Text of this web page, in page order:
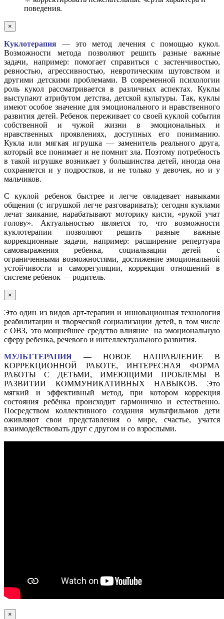
поведения.
×
Куклотерапия — это метод лечения с помощью кукол.
Возможности метода позволяют решить разные важные
задачи, например: помогает справиться с застенчивостью,
ревностью, агрессивностью, невротическим шутовством и
другими детскими проблемами. В современной психологии
роль кукол рассматривается в различных аспектах. Куклы
выступают атрибутом детства, детской культуры. Так, куклы
имеют особое значение для эмоционального и нравственного
развития детей. Ребенок переживает со своей куклой события
собственной и чужой жизни в эмоциональных и
нравственных проявлениях, доступных его пониманию.
Кукла или мягкая игрушка — заменитель реального друга,
который все понимает и не помнит зла. Поэтому потребность
в такой игрушке возникает у большинства детей, иногда она
сохраняется и у подростков, и не только у девочек, но и у
мальчиков.
С куклой ребенок быстрее и легче овладевает навыками
общения (с игрушкой легче разговаривать); сегодня куклами
лечат заикание, нарабатывают моторику кисти, «рукой учат
голову». Актуальностью является то, что возможности
куклотерапии позволяют решить разные важные
коррекционные задачи, например: расширение репертуара
самовыражения ребенка, социальзации детей с
ограниченными возможностями, достижение эмоциональной
устойчивости и саморегуляции, коррекция отношений в
системе ребенок — родитель.
×
Это один из видов арт-терапии и инновационная технология
реабилитации и творческой социализации детей, в том числе
с ОВЗ, это мощнейшее средство влияние на эмоциональную
сферу ребенка, речевого и интеллектуального развития.
МУЛЬТТЕРАПИЯ — НОВОЕ НАПРАВЛЕНИЕ В
КОРРЕКЦИОННОЙ РАБОТЕ, ИНТЕРЕСНАЯ ФОРМА
РАБОТЫ С ДЕТЬМИ, ИМЕЮЩИМИ ПРОБЛЕМЫ В
РАЗВИТИИ КОММУНИКАТИВНЫХ НАВЫКОВ. Это
мягкий и эффективный метод, при котором коррекция
состояния ребёнка происходит гармонично и естественно.
Посредством коллективного создания мультфильмов дети
оживляют свои представления о мире, счастье, учатся
взаимодействовать друг с другом и со взрослыми.
×